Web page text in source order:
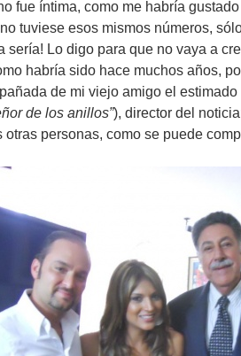
fue íntima, como me habría
tuviese esos mismos números,
sería! Lo digo para que no vaya a
habría sido hace muchos años,
de mi viejo amigo el
de los anillos”), director del
personas, como se puede